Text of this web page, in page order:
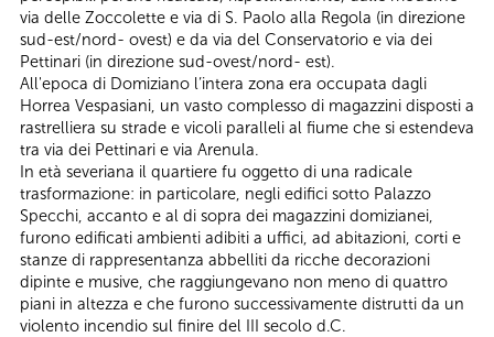
via delle Zoccolette e via di S. Paolo alla Regola (in direzione
sud-est/nord- ovest) e da via del Conservatorio e via dei
Pettinari (in direzione sud-ovest/nord- est).
All'epoca di Domiziano l’intera zona era occupata dagli
Horrea Vespasiani, un vasto complesso di magazzini disposti a
rastrelliera su strade e vicoli paralleli al fiume che si estendeva
tra via dei Pettinari e via Arenula.
In età severiana il quartiere fu oggetto di una radicale
trasformazione: in particolare, negli edifici sotto Palazzo
Specchi, accanto e al di sopra dei magazzini domizianei,
furono edificati ambienti adibiti a uffici, ad abitazioni, corti e
stanze di rappresentanza abbelliti da ricche decorazioni
dipinte e musive, che raggiungevano non meno di quattro
piani in altezza e che furono successivamente distrutti da un
violento incendio sul finire del III secolo d.C.